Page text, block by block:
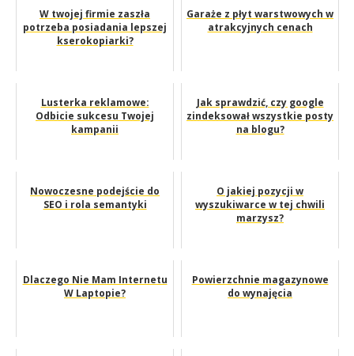
W twojej firmie zaszła
potrzeba posiadania lepszej
kserokopiarki?
Garaże z płyt warstwowych w
atrakcyjnych cenach
Lusterka reklamowe:
Odbicie sukcesu Twojej
kampanii
Jak sprawdzić, czy google
zindeksował wszystkie posty
na blogu?
Nowoczesne podejście do
SEO i rola semantyki
O jakiej pozycji w
wyszukiwarce w tej chwili
marzysz?
Dlaczego Nie Mam Internetu
W Laptopie?
Powierzchnie magazynowe
do wynajęcia